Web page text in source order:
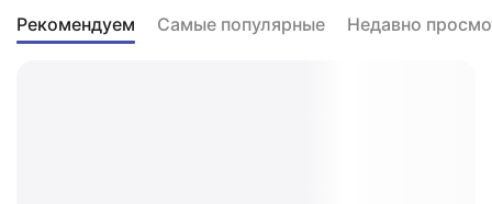
Рекомендуем Самые популярные Недавно